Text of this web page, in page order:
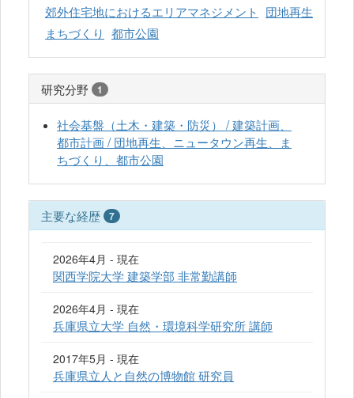
郊外住宅地におけるエリアマネジメント 団地再生
まちづくり 都市公園
研究分野 1
社会基盤（土木・建築・防災） / 建築計画、
都市計画 / 団地再生、ニュータウン再生、ま
ちづくり、都市公園
主要な経歴 7
2026年4月 - 現在
関西学院大学 建築学部 非常勤講師
2026年4月 - 現在
兵庫県立大学 自然・環境科学研究所 講師
2017年5月 - 現在
兵庫県立人と自然の博物館 研究員